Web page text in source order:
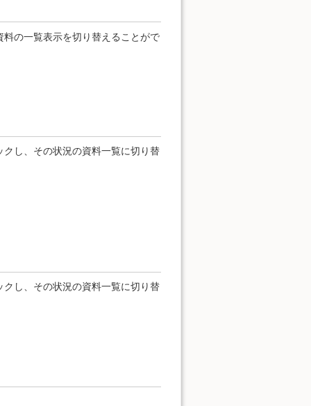
の一覧表示を切り替えることがで
し、その状況の資料一覧に切り替
し、その状況の資料一覧に切り替